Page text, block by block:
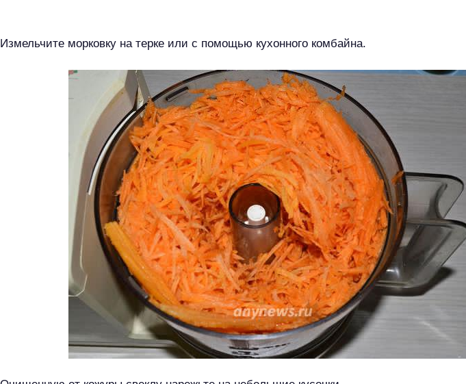
Измельчите морковку на терке или с помощью кухонного комбайна.